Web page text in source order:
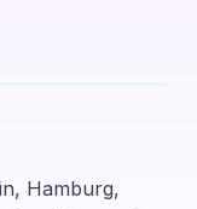
Hamburg,